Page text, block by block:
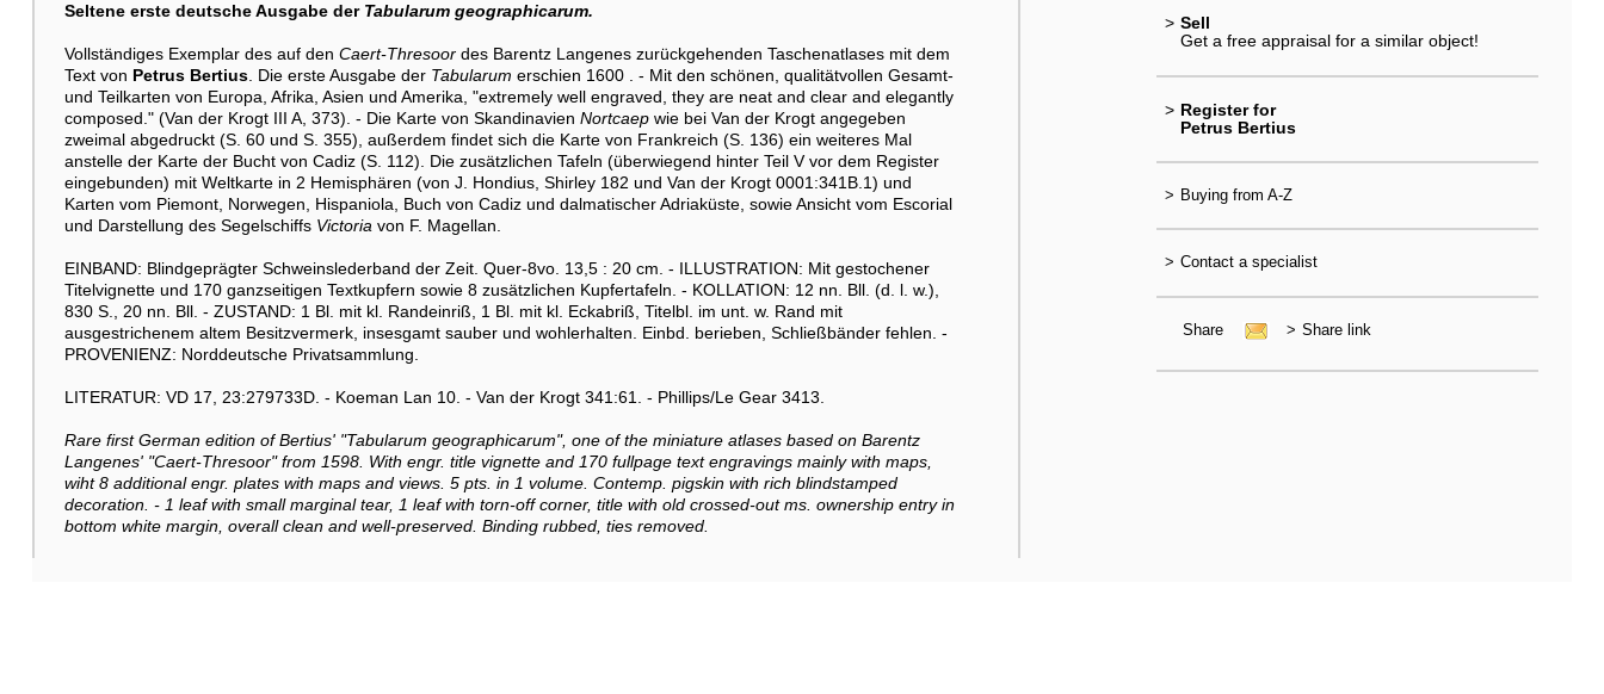
Seltene erste deutsche Ausgabe der Tabularum geographicarum.
Vollständiges Exemplar des auf den Caert-Thresoor des Barentz Langenes zurückgehenden Taschenatlases mit dem
Text von Petrus Bertius. Die erste Ausgabe der Tabularum erschien 1600 . - Mit den schönen, qualitätvollen Gesamt-
und Teilkarten von Europa, Afrika, Asien und Amerika, "extremely well engraved, they are neat and clear and elegantly
composed." (Van der Krogt III A, 373). - Die Karte von Skandinavien Nortcaepwie bei Van der Krogt angegeben
zweimal abgedruckt (S. 60 und S. 355), außerdem findet sich die Karte von Frankreich (S. 136) ein weiteres Mal
anstelle der Karte der Bucht von Cadiz (S. 112). Die zusätzlichen Tafeln (überwiegend hinter Teil V vor dem Register
eingebunden) mit Weltkarte in 2 Hemisphären (von J. Hondius, Shirley 182 und Van der Krogt 0001:341B.1) und
Karten vom Piemont, Norwegen, Hispaniola, Buch von Cadiz und dalmatischer Adriaküste, sowie Ansicht vom Escorial
und Darstellung des Segelschiffs Victoria von F. Magellan.
EINBAND: Blindgeprägter Schweinslederband der Zeit. Quer-8vo. 13,5 : 20 cm. - ILLUSTRATION: Mit gestochener
Titelvignette und 170 ganzseitigen Textkupfern sowie 8 zusätzlichen Kupfertafeln. - KOLLATION: 12 nn. Bll. (d. l. w.),
830 S., 20 nn. Bll. - ZUSTAND: 1 Bl. mit kl. Randeinriß, 1 Bl. mit kl. Eckabriß, Titelbl. im unt. w. Rand mit
ausgestrichenem altem Besitzvermerk, insesgamt sauber und wohlerhalten. Einbd. berieben, Schließbänder fehlen. -
PROVENIENZ: Norddeutsche Privatsammlung.
LITERATUR: VD 17, 23:279733D. - Koeman Lan 10. - Van der Krogt 341:61. - Phillips/Le Gear 3413.
Rare first German edition of Bertius' "Tabularum geographicarum", one of the miniature atlases based on Barentz
Langenes' "Caert-Thresoor" from 1598. With engr. title vignette and 170 fullpage text engravings mainly with maps,
wiht 8 additional engr. plates with maps and views. 5 pts. in 1 volume. Contemp. pigskin with rich blindstamped
decoration. - 1 leaf with small marginal tear, 1 leaf with torn-off corner, title with old crossed-out ms. ownership entry in
bottom white margin, overall clean and well-preserved. Binding rubbed, ties removed.
> Sell
Get a free appraisal for a similar object!
> Register for
Petrus Bertius
> Buying from A-Z
> Contact a specialist
Share > Share link